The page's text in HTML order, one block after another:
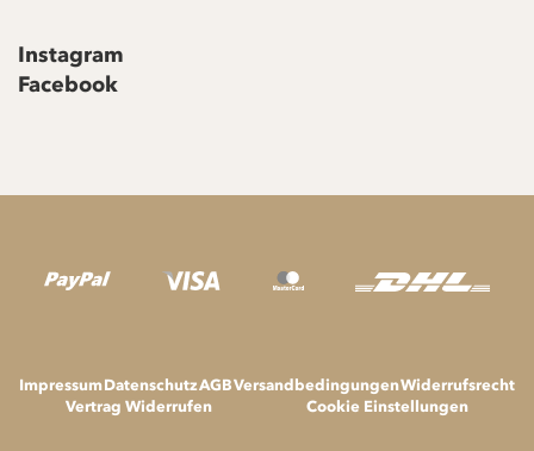
Instagram
Facebook
ImpressumDatenschutzAGBVersandbedingungenWiderrufsrecht
Vertrag Widerrufen
Cookie Einstellungen